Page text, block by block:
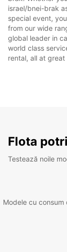
israel/bnei-brak
special event,
from our wide
global leader in
world class
rental, all at
Flota
Testează noile
Modele cu